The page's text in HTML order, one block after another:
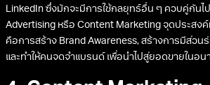
LinkedIn ซึ่งมักจะมีการใช้กลยุทธ์อื่น ๆ ควบคู่กันไ
Advertising หรือ Content Marketing จุดประสง
คือการสร้าง Brand Awareness, สร้างการมีส่วน
และทำให้คนจดจำแบรนด์ เพื่อนำไปสู่ยอดขายในอน